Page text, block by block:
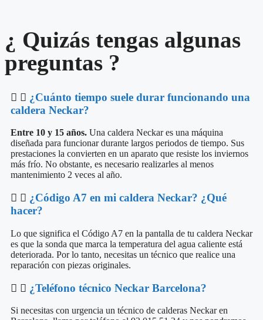
¿ Quizás tengas algunas
preguntas ?
¿Cuánto tiempo suele durar funcionando una
caldera Neckar?
Entre 10 y 15 años. Una caldera Neckar es una máquina
diseñada para funcionar durante largos periodos de tiempo. Sus
prestaciones la convierten en un aparato que resiste los inviernos
más frío. No obstante, es necesario realizarles al menos
mantenimiento 2 veces al año.
¿Código A7 en mi caldera Neckar? ¿Qué
hacer?
Lo que significa el Código A7 en la pantalla de tu caldera Neckar
es que la sonda que marca la temperatura del agua caliente está
deteriorada. Por lo tanto, necesitas un técnico que realice una
reparación con piezas originales.
¿Teléfono técnico Neckar Barcelona?
Si necesitas con urgencia un técnico de calderas Neckar en